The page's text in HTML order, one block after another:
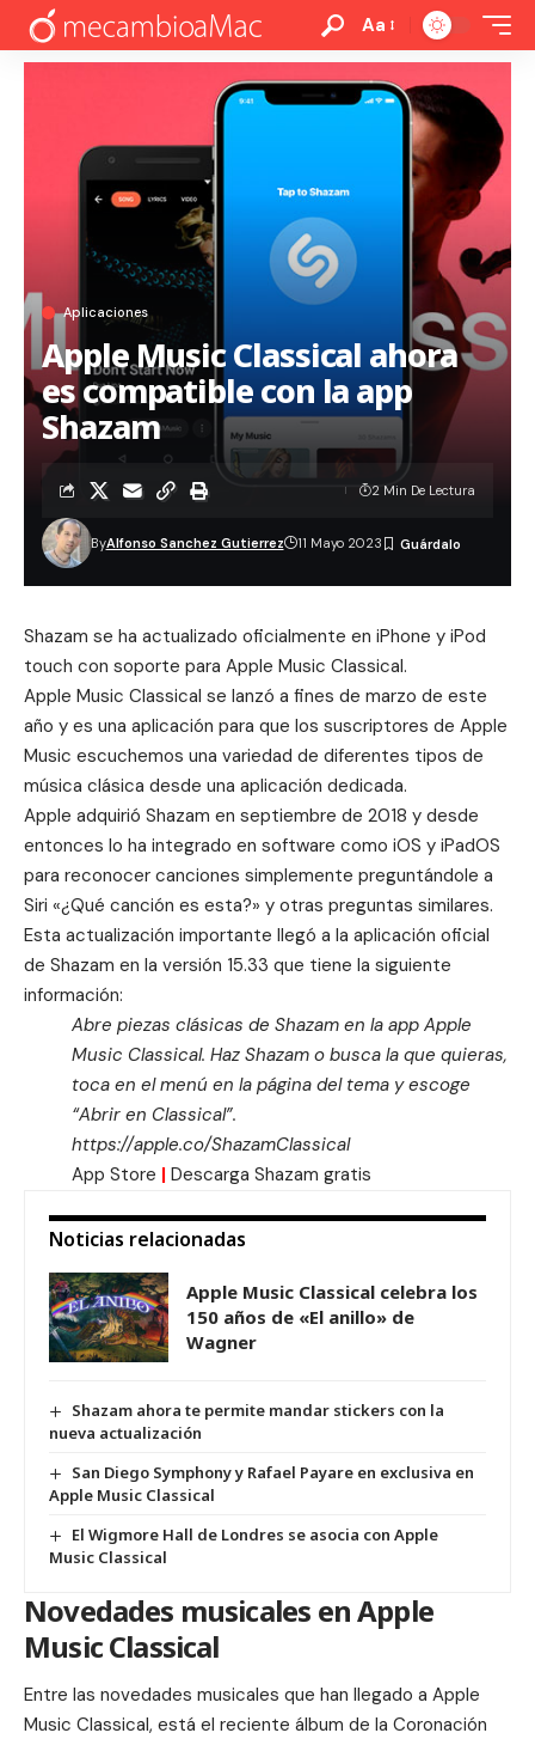
Aa
Aplicaciones
Apple Music Classical ahora
es compatible con la app
Shazam
ByAlfonso Sanchez Gutierrez 11 Mayo 2023
2 Min De Lectura
Shazam se ha actualizado oficialmente en iPhone y iPod
touch con soporte para Apple Music Classical.
Apple Music Classical se lanzó a fines de marzo de este
año y es una aplicación para que los suscriptores de Apple
Music escuchemos una variedad de diferentes tipos de
música clásica desde una aplicación dedicada.
Apple adquirió Shazam en septiembre de 2018 y desde
entonces lo ha integrado en software como iOS y iPadOS
para reconocer canciones simplemente preguntándole a
Siri «¿Qué canción es esta?» y otras preguntas similares.
Esta actualización importante llegó a la aplicación oficial
de Shazam en la versión 15.33 que tiene la siguiente
información:
Abre piezas clásicas de Shazam en la app Apple
Music Classical. Haz Shazam o busca la que quieras,
toca en el menú en la página del tema y escoge
“Abrir en Classical”.
https://apple.co/ShazamClassical
App Store | Descarga Shazam gratis
Noticias relacionadas
Apple Music Classical celebra los
150 años de «El anillo» de
Wagner
Shazam ahora te permite mandar stickers con la
nueva actualización
San Diego Symphony y Rafael Payare en exclusiva en
Apple Music Classical
El Wigmore Hall de Londres se asocia con Apple
Music Classical
Novedades musicales en Apple
Music Classical
Entre las novedades musicales que han llegado a Apple
Music Classical, está el reciente álbum de la Coronación